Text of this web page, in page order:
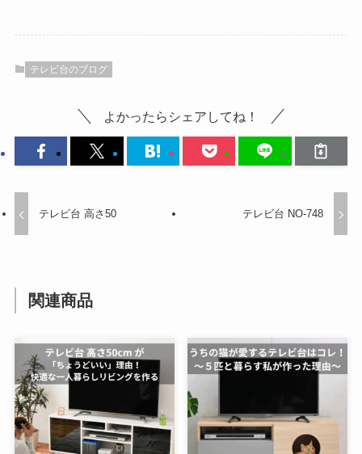
テレビ台のブログ
よかったらシェアしてね！
テレビ台 高さ50 テレビ台 NO-748
関連商品